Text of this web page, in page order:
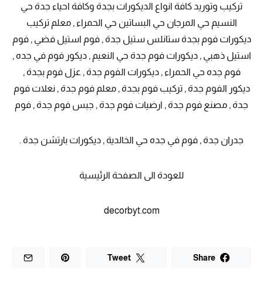
تركيب وتوريد كافة انواع الديكورات بجدة وكافة احياء جدة حي
النسيم حي المرجان حي البساتين حي الحمراء , معلم تركيب
ديكورات فوم بجدة ستانلس ستيل جدة , فوم استيل فضي , فوم
استيل ذهبي , ديكورات فوم جدة حي النعيم , ديكور فوم في جده ,
فوم جده حي الحمراء , ديكورات الفوم جدة , عزل فوم بجدة ,
ديكور الفوم جدة , تركيب فوم بجدة , معلم فوم جدة , نعلات فوم
جدة , مصنع فوم جدة , ارضيات فوم جدة , جبس فوم جدة , فوم
جدران جدة , فوم في جده حي الخالدية , ديكورات بارتشن جدة .
للعودة الى الصفحة الرئيسية
decorbyt.com
Share
Tweet